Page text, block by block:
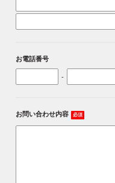
お電話番号
-
お問い合わせ内容 必須